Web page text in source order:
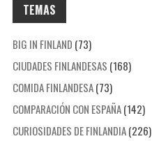
TEMAS
BIG IN FINLAND (73)
CIUDADES FINLANDESAS (168)
COMIDA FINLANDESA(73)
COMPARACIÓN CON ESPAÑA(142)
CURIOSIDADES DE FINLANDIA(226)